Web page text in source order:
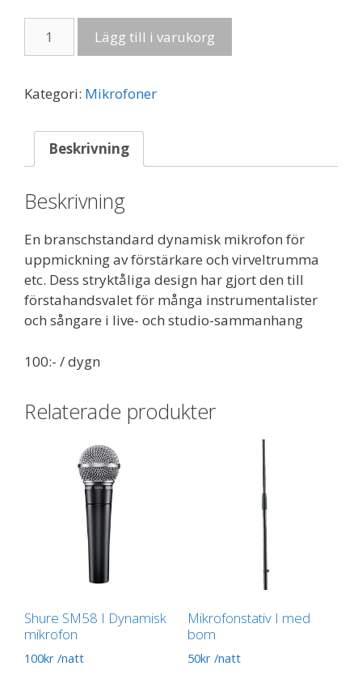
SM57
Dynamiskt
mikrofon
mängd
Lägg till i varukorg
Kategori: Mikrofoner
Beskrivning
Beskrivning
En branschstandard dynamisk mikrofon för
uppmickning av förstärkare och virveltrumma
etc. Dess stryktåliga design har gjort den till
förstahandsvalet för många instrumentalister
och sångare i live- och studio-sammanhang
100:- / dygn
Relaterade produkter
Shure SM58 I Dynamisk
mikrofon
100kr /natt
Mikrofonstativ I med
bom
50kr/natt